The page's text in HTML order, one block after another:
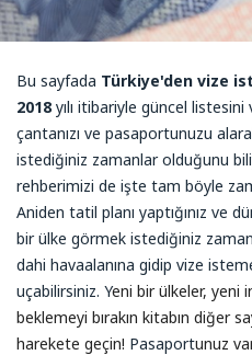
Bu sayfada Türkiye'den vize
2018yılı itibariyle güncel listesini
çantanızı ve pasaportunuzu
istediğiniz zamanlar olduğunu
rehberimizi de işte tam böyle
Aniden tatil planı yaptığınız ve
bir ülke görmek istediğiniz
dahi havaalanına gidip vize
uçabilirsiniz. Yeni bir ülkeler, yeni
beklemeyi bırakın kitabın diğer
harekete geçin! Pasaportunuz